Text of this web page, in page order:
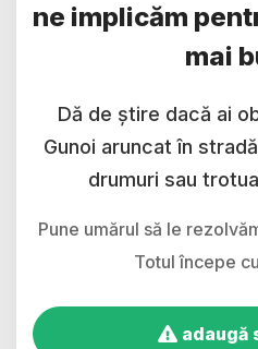
ne implicăm
mai
Dă de știre dacă ai
Gunoi aruncat în
drumuri sau
Pune umărul să le
Totul începe
adaugă